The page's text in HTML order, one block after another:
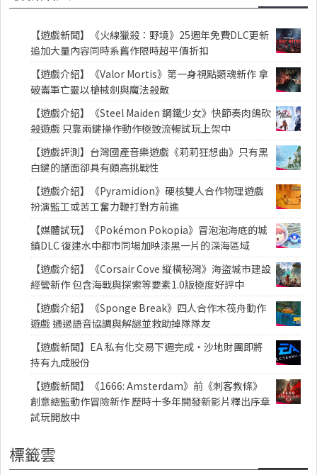
【遊戲新聞】《火線獵殺：野境》25週年免費DLC更新
追加大量內容同時系舊作限時超平價折扣
【遊戲介紹】《Valor Mortis》第一身視點類魂新作 拿
破崙軍亡靈以槍械劍與魔法殺敵
【遊戲介紹】《Steel Maiden 鋼鐵少女》快節奏肉鴿砍
殺遊戲 只靠兩鍵操作動作極致流暢試玩上架中
【遊戲評測】台灣國產音樂遊戲《莉莉狂想曲》只有黑
白鍵的譜面卻具有頗高挑戰性
【遊戲介紹】《Pyramidion》硬核雙人合作物理遊戲
扮演監工或苦工奮力鞭打對方前進
【媒體試玩】《Pokémon Pokopia》冒泡泡海底的城
鎮DLC 復建水中都市同場加映漆黑一片的深海區域
【遊戲介紹】《Corsair Cove 縱橫秘灣》海盜城市建設
經營新作 包含海戰與探索等要素1.0版極度好評中
【遊戲介紹】《Sponge Break》四人合作木筏舟動作
遊戲 通過語音協調與解謎並救助掉隊隊友
【遊戲新聞】EA 私有化交易下週完成・沙地財團即將
持有九成股份
【遊戲新聞】《1666: Amsterdam》前《刺客教條》
創意總監動作冒險新作 歷時十多年開發新影片釋出序章
試玩開放中
標籤雲